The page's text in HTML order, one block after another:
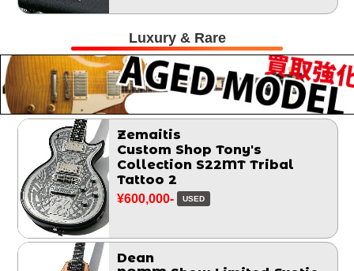
Luxury & Rare
Zemaitis
Custom Shop Tony's
Collection S22MT Tribal
Tattoo 2
¥600,000- USED
Dean